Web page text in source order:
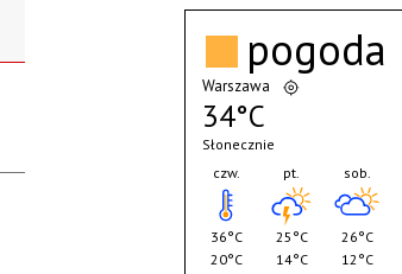
pogoda
Warszawa
34°C
Słonecznie
czw.
36°C
20°C
pt.
25°C
14°C
sob.
26°C
12°C